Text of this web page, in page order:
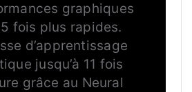
graphiques
5 fois plus rapides.
d’apprentissage
jusqu’à 11 fois
grâce au Neural